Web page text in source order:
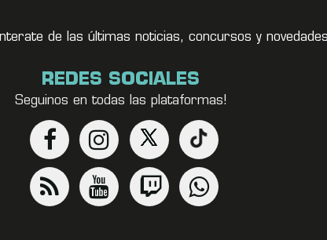
de las últimas noticias, concursos y
REDES SOCIALES
Seguinos en todas las plataformas!